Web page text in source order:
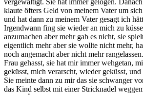
vergewaltigt. Sie hat immer gelogen.
klaute öfters Geld von meinem Vater um
und hat dann zu meinem Vater gesagt ich
Irgendwann fing sie wieder an mich zu
anzumachen aber mehr gab es nicht, sie
eigentlich mehr aber sie wollte nicht mehr,
noch angemacht aber nicht mehr
Frau gehasst, sie hat mir immer wehgetan,
geküsst, mich verarscht, wieder geküsst,
Sie meinte dann zu mir das sie schwanger
das Kind selbst mit einer Stricknadel